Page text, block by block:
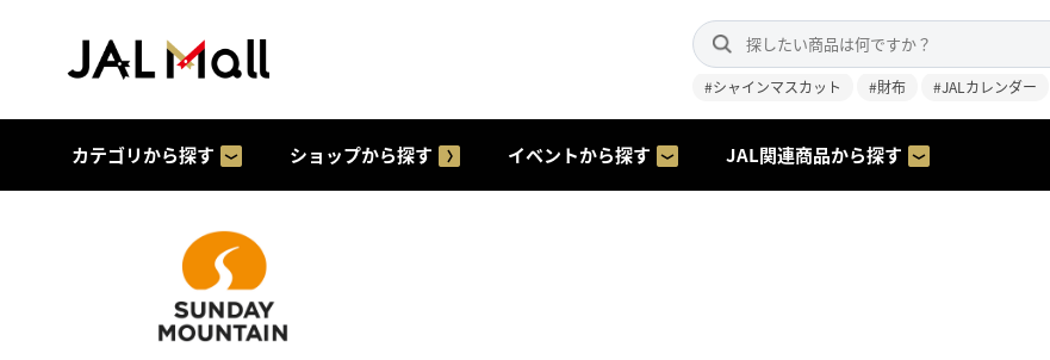
#シャインマスカット #財布 #JALカレンダー
カテゴリから探す ショップから探す イベントから探す JAL関連商品から探す